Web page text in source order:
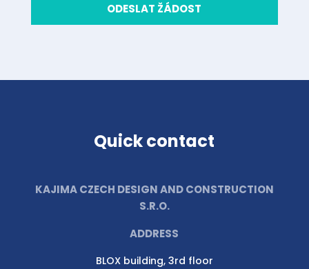
Quick contact
KAJIMA CZECH DESIGN AND CONSTRUCTION
S.R.O.
ADDRESS
BLOX building, 3rd floor